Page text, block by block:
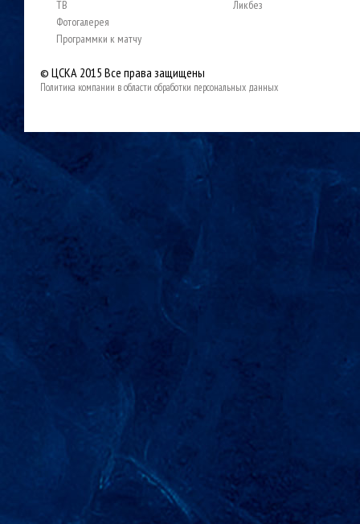
ТВ
Фотогалерея
Программки к матчу
Ликбез
© ЦСКА 2015 Все права защищены
Политика компании в области обработки персональных данных